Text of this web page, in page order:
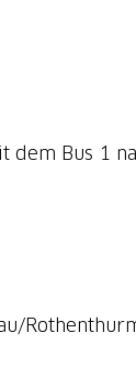
dem Bus 1